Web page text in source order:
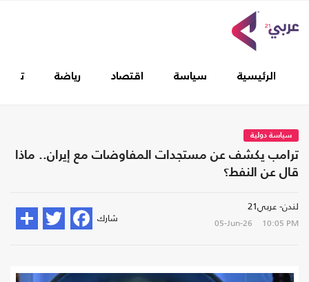
الرئيسية سياسة اقتصاد رياضة
سياسة دولية
ترامب يكشف عن مستجدات المفاوضات مع إيران.. ماذا
قال عن النفط؟
لندن- عربي21
05-Jun-26 10:05 PM شارك